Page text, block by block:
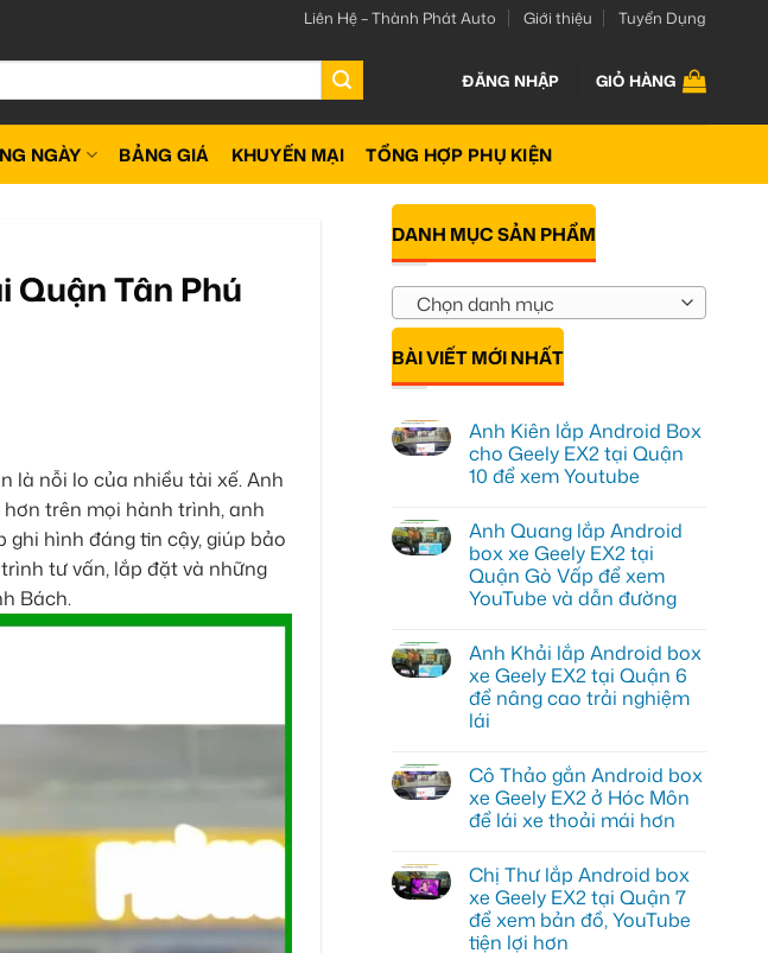
Liên Hệ – Thành Phát Auto Giới thiệu Tuyển Dụng
ĐĂNG NHẬP GIỎ HÀNG
NGÀY BẢNG GIÁ KHUYẾN MẠI TỔNG HỢP PHỤ KIỆN
Tân Phú
là nỗi lo của nhiều tài xế. Anh
trên mọi hành trình, anh
ghi hình đáng tin cậy, giúp bảo
tư vấn, lắp đặt và những
Bách.
DANH MỤC SẢN PHẨM
Chọn danh mục
BÀI VIẾT MỚI NHẤT
Anh Kiên lắp Android Box
cho Geely EX2 tại Quận
10 để xem Youtube
bình
luận
ở
Anh
Kiên
lắp
cho
Geely
EX2
tại
Quận
10
Youtube
Anh Quang lắp Android
box xe Geely EX2 tại
Quận Gò Vấp để xem
YouTube và dẫn đường
bình
luận
ở
Anh
Quang
lắp
xe
Geely
EX2
tại
Vấp
để
xem
YouTube
và
dẫn
Anh Khải lắp Android box
xe Geely EX2 tại Quận 6
để nâng cao trải nghiệm
lái
bình
luận
ở
Anh
Android
box
xe
Geely
EX2
tại
Cô Thảo gắn Android box
xe Geely EX2 ở Hóc Môn
để lái xe thoải mái hơn
bình
luận
ở
Cô
Thảo
Chị Thư lắp Android box
xe Geely EX2 tại Quận 7
để xem bản đồ, YouTube
tiện lợi hơn